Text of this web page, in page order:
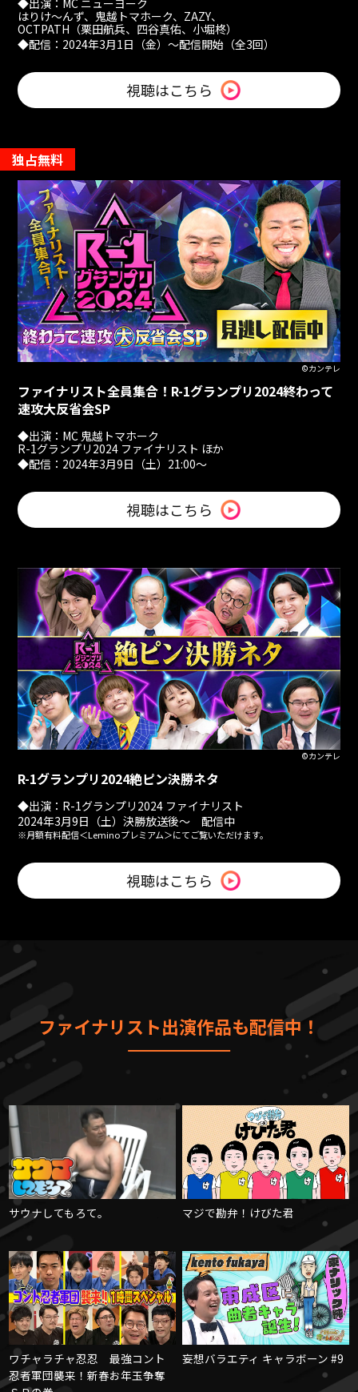
はりけ〜んず、鬼越トマホーク、ZAZY、
OCTPATH（栗田航兵、四谷真佑、小堀柊）
◆配信：2024年3月1日（金）～配信開始（全3回）
視聴はこちら
独占無料
©カンテレ
ファイナリスト全員集合！ R-1グランプリ2024終わって
速攻大反省会SP
◆出演：MC 鬼越トマホーク
R-1グランプリ2024 ファイナリスト ほか
◆配信：2024年3月9日（土）21:00～
視聴はこちら
©カンテレ
R-1グランプリ2024絶ピン決勝ネタ
◆出演：R-1グランプリ2024 ファイナリスト
2024年3月9日（土）決勝放送後〜 配信中
※月額有料配信＜Leminoプレミアム＞にてご覧いただけます。
視聴はこちら
ファイナリスト出演作品も配信中！
サウナしてもろて。 マジで勘弁！けびた君
ワチャラチャ忍忍 最強コント
忍者軍団襲来！新春お年玉争奪
妄想バラエティ キャラボーン #9